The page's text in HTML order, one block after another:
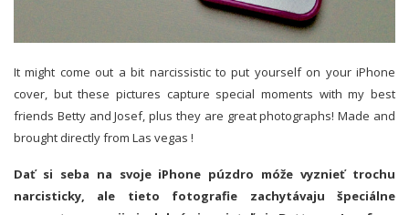
It might come out a bit narcissistic to put yourself on your iPhone
cover, but these pictures capture special moments with my best
friends Betty and Josef, plus they are great photographs! Made and
brought directly from Las vegas !
Dať si seba na svoje iPhone púzdro móže vyznieť trochu
narcisticky, ale tieto fotografie zachytávaju špeciálne